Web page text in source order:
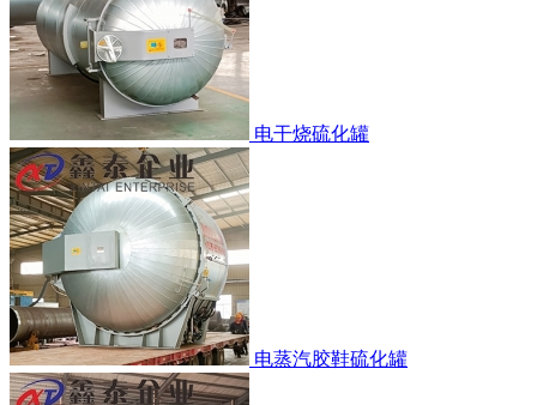
电干烧硫化罐
电蒸汽胶鞋硫化罐